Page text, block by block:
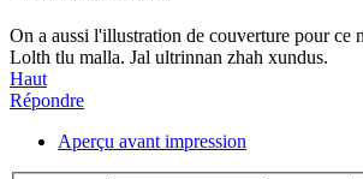
On a aussi l'illustration de couverture pour ce
Lolth tlu malla. Jal ultrinnan zhah xundus.
Haut
Répondre
Aperçu avant impression